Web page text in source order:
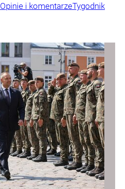
Opinie i komentarzeTygodnik